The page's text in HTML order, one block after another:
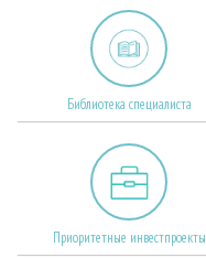
Библиотека специалиста
Приоритетные инвестпроекты